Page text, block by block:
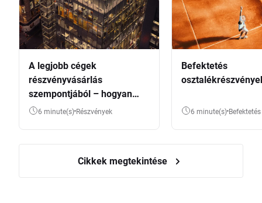
A legjobb cégek
részvényvásárlás
szempontjából – hogyan
válasszunk?
6 minute(s) Részvények
Befektetés
6 minute(s) Befektetés
Cikkek megtekintése